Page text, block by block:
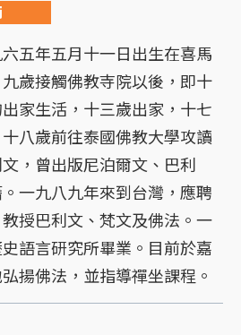
師
五年五月十一日出生在喜馬
歲接觸佛教寺院以後，即十
家生活，十三歲出家，十七
八歲前往泰國佛教大學攻讀
，曾出版尼泊爾文、巴利
一九八九年來到台灣，應聘
授巴利文、梵文及佛法。一
語言研究所畢業。目前於嘉
揚佛法，並指導禪坐課程。